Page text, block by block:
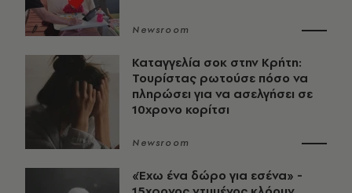
Newsroom
Καταγγελία σοκ στην Κρήτη:
Τουρίστας ρωτούσε πόσο να
πληρώσει για να ασελγήσει σε
10χρονο κορίτσι
Newsroom
«Έχω ένα δώρο για εσένα» -